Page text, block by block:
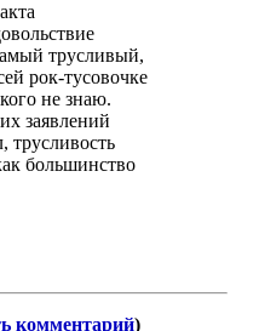
трусливый,
рок-тусовочке
не знаю.
заявлений
трусливость
большинство
комментарий)